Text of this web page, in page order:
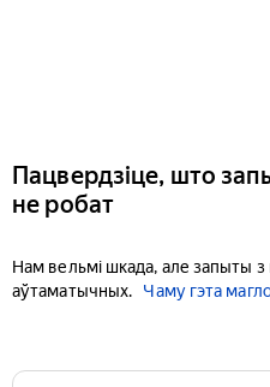
Пацвердзіце, што
не робат
Нам вельмі шкада, але запыты
аўтаматычных.
Чаму гэта